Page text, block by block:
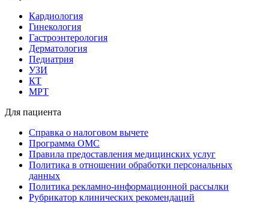
Кардиология
Гинекология
Гастроэнтерология
Дерматология
Педиатрия
УЗИ
КТ
МРТ
Для пациента
Справка о налоговом вычете
Программа ОМС
Правила предоставления медицинских услуг
Политика в отношении обработки персональных
данных
Политика рекламно-информационной рассылки
Рубрикатор клинических рекомендаций